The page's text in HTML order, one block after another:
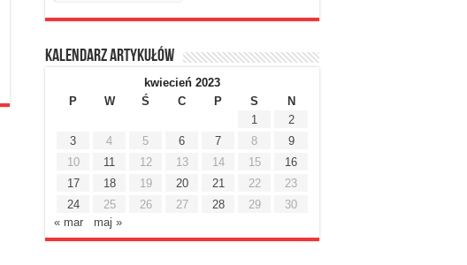
Kalendarz artykułów
kwiecień 2023
P
W Ś C P S
N
1
2
3
4 5 6 7 8
9
10
11 12 13 14 15
16
17
18 19 20 21 22
23
24
25 26 27 28 29
30
« mar
maj »